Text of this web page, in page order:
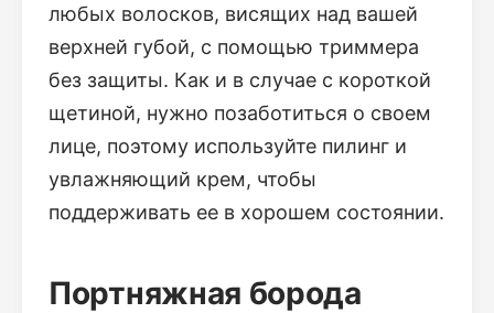
любых волосков, висящих над вашей
верхней губой, с помощью триммера
без защиты. Как и в случае с короткой
щетиной, нужно позаботиться о своем
лице, поэтому используйте пилинг и
увлажняющий крем, чтобы
поддерживать ее в хорошем состоянии.
Портняжная борода